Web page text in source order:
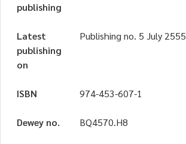
publishing
Latest
publishing
on
Publishing no. 5 July 2555
ISBN 974-453-607-1
Dewey no. BQ4570.H8